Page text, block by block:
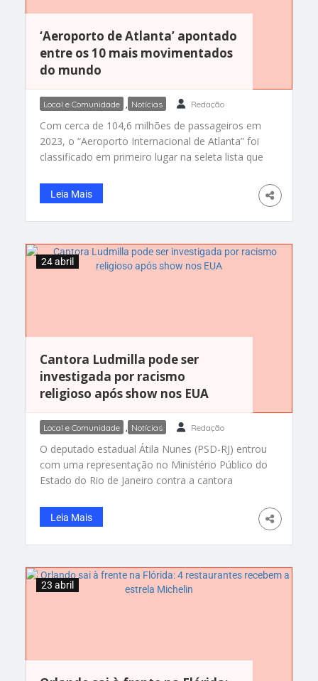
‘Aeroporto de Atlanta’ apontado
entre os 10 mais movimentados
do mundo
Local e Comunidade , Notícias Redação
Com cerca de 104,6 milhões de passageiros em
2023, o “Aeroporto Internacional de Atlanta” foi
classificado em primeiro lugar na seleta lista que
do mundo. Pesquisa do “Conselho Internacional
de Aeroportos” Da Redação – O “Conselho
Internacional de Aeroportos (ACI)” divulgou na
mais movimentados
Leia Mais
Cantora Ludmilla pode ser
investigada por racismo
religioso após show nos EUA
24 abril
Local e Comunidade , Notícias Redação
O deputado estadual Átila Nunes (PSD-RJ) entrou
com uma representação no Ministério Público do
Estado do Rio de Janeiro contra a cantora
procedimento administrativo para apurar crime
de racismo religioso, envolvendo crenças de
matriz africana, como candomblé e umbanda. O
Delegacia de Crimes
Leia Mais
23 abril